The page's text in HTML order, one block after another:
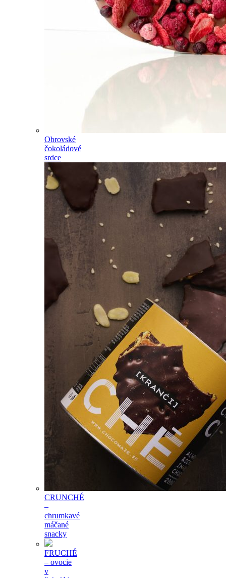
Obrovské
čokoládové
srdce
CRUNCHÉ
–
chrumkavé
máčané
snacky
FRUCHÉ
– ovocie
v